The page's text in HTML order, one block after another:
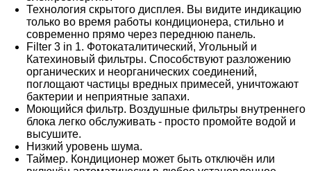
Технология скрытого дисплея. Вы видите индикацию
только во время работы кондиционера, стильно и
современно прямо через переднюю панель.
Filter 3 in 1. Фотокаталитический, Угольный и
Катехиновый фильтры. Способствуют разложению
органических и неорганических соединений,
поглощают частицы вредных примесей, уничтожают
бактерии и неприятные запахи.
Моющийся фильтр. Воздушные фильтры внутреннего
блока легко обслуживать - просто промойте водой и
высушите.
Низкий уровень шума.
Таймер. Кондиционер может быть отключён или